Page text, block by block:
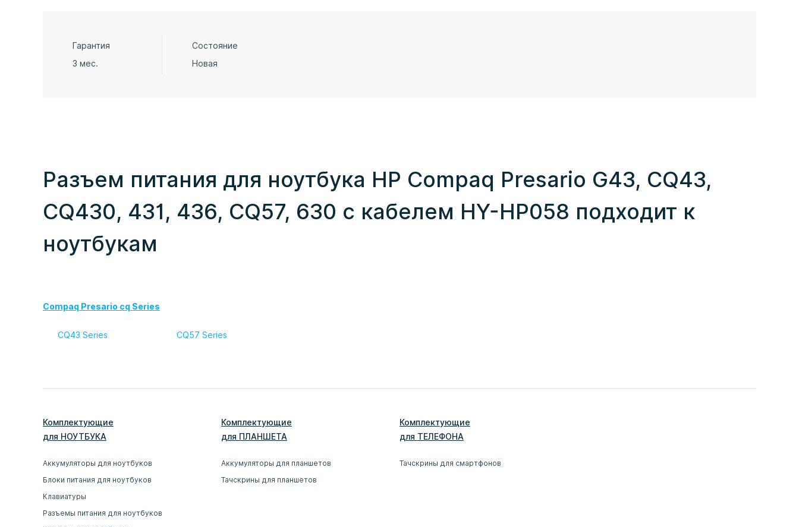
Гарантия
3 мес.
Состояние
Новая
Разъем питания для ноутбука HP Compaq Presario G43, CQ43,
CQ430, 431, 436, CQ57, 630 с кабелем HY-HP058 подходит к
ноутбукам
Compaq Presario cq Series
CQ43 Series CQ57 Series
Комплектующие
для НОУТБУКА
Аккумуляторы для ноутбуков
Блоки питания для ноутбуков
Клавиатуры
Разъемы питания для ноутбуков
Комплектующие
для ПЛАНШЕТА
Аккумуляторы для планшетов
Тачскрины для планшетов
Комплектующие
для ТЕЛЕФОНА
Тачскрины для смартфонов